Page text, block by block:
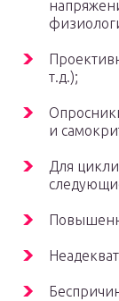
т.д.);
и
Для